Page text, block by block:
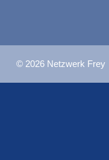
© 2026 Netzwerk Frey